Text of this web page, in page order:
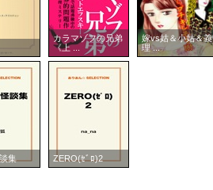
カラマゾフの兄弟
《上 ...
嫁vs姑＆小姑＆義
理 ...
集 ZERO(ｾﾞﾛ)2